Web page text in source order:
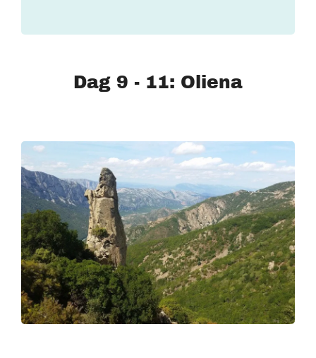
Dag 9 - 11: Oliena